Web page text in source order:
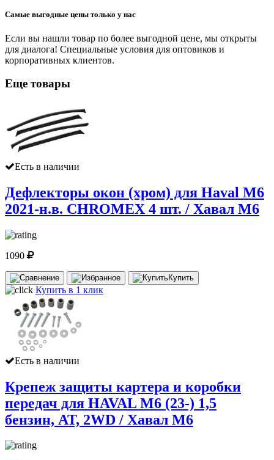
Самые выгодные цены только у нас
Если вы нашли товар по более выгодной цене, мы открыты
для диалога! Специальные условия для оптовиков и
корпоративных клиентов.
Еще товары
Есть в наличии
Дефлекторы окон (хром) для Haval M6
2021-н.в. CHROMEX 4 шт. / Хавал М6
1090
Купить
Купить в 1 клик
Есть в наличии
Крепеж защиты картера и коробки
передач для HAVAL M6 (23-) 1,5
бензин, AT, 2WD / Хавал М6